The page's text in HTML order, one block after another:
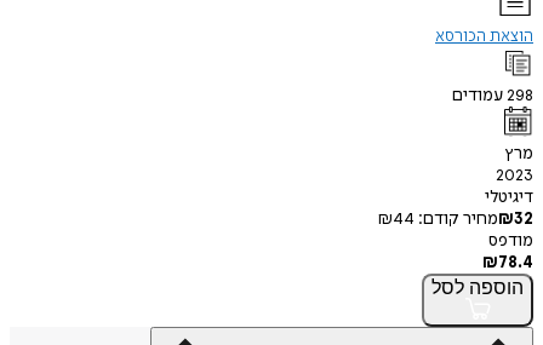
הוצאת הכורסא
298עמודים
מרץ
2023
דיגיטלי
₪32 מחיר קודם: ₪44
מודפס
₪78.4
הוספה לסל